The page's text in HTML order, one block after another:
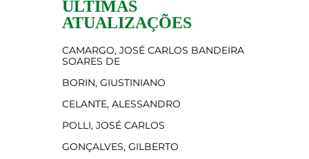
ÚLTIMAS
ATUALIZAÇÕES
CAMARGO, JOSÉ CARLOS BANDEIRA
SOARES DE
BORIN, GIUSTINIANO
CELANTE, ALESSANDRO
POLLI, JOSÉ CARLOS
GONÇALVES, GILBERTO